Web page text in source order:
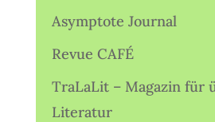
Asymptote Journal
Revue CAFÉ
TraLaLit – Magazin für
Literatur